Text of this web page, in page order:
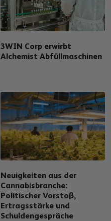
3WIN Corp erwirbt
Alchemist Abfüllmaschinen
Neuigkeiten aus der
Cannabisbranche:
Politischer Vorstoß,
Ertragsstärke und
Schuldengespräche